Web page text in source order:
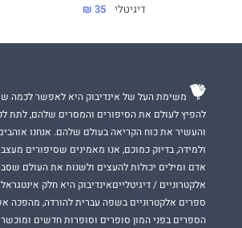
דיגיטלי 35 ₪
משימת העל של אינדיבוק היא לאפשר לכמה
להפיץ לעולם את הסיפורים והמסרים שלהם, לתת
והעשיר את כוח הקריאה בעולם שלהם. אנחנו
ולמידה, בדיוק כמוכם, אנו מאמינים שסיפורים
אדם ומילים יכולות להעצים ולשנות את העולם
אלקטרוניים / דיגיטלייםאינדיבוק היא חלק
ספרים אלקטרוניים בשפה עברית להורדה,
הספרים בפני המון סופרים וסופרות חדשים